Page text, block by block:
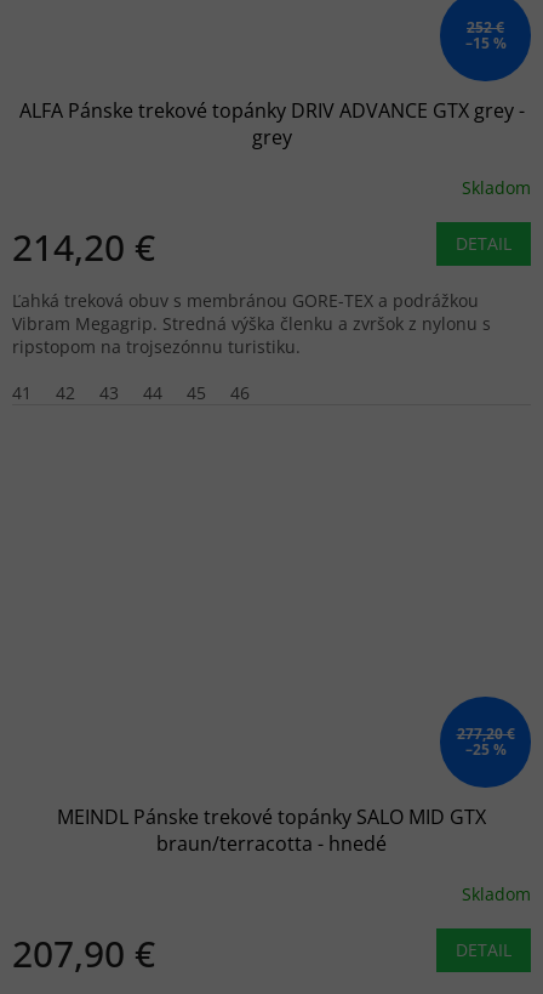
252 €
–15 %
ALFA Pánske trekové topánky DRIV ADVANCE GTX grey -
grey
Skladom
214,20 € DETAIL
Ľahká treková obuv s membránou GORE-TEX a podrážkou
Vibram Megagrip. Stredná výška členku a zvršok z nylonu s
ripstopom na trojsezónnu turistiku.
41
42 43 44 45 46
277,20 €
–25 %
MEINDL Pánske trekové topánky SALO MID GTX
braun/terracotta - hnedé
Skladom
207,90 € DETAIL